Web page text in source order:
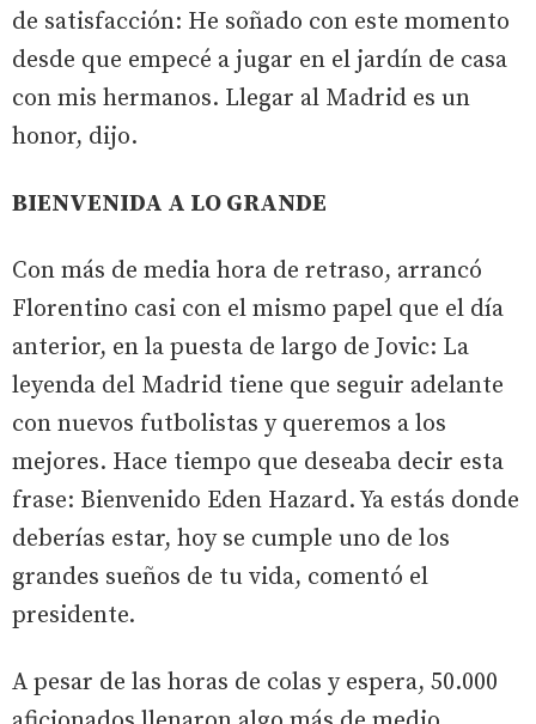
de satisfacción: He soñado con este momento
desde que empecé a jugar en el jardín de casa
con mis hermanos. Llegar al Madrid es un
honor, dijo.
BIENVENIDA A LO GRANDE
Con más de media hora de retraso, arrancó
Florentino casi con el mismo papel que el día
anterior, en la puesta de largo de Jovic: La
leyenda del Madrid tiene que seguir adelante
con nuevos futbolistas y queremos a los
mejores. Hace tiempo que deseaba decir esta
frase: Bienvenido Eden Hazard. Ya estás donde
deberías estar, hoy se cumple uno de los
grandes sueños de tu vida, comentó el
presidente.
A pesar de las horas de colas y espera, 50.000